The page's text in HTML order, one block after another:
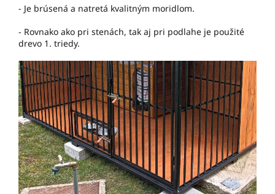
- Je brúsená a natretá kvalitným moridlom.
- Rovnako ako pri stenách, tak aj pri podlahe je použité
drevo 1. triedy.